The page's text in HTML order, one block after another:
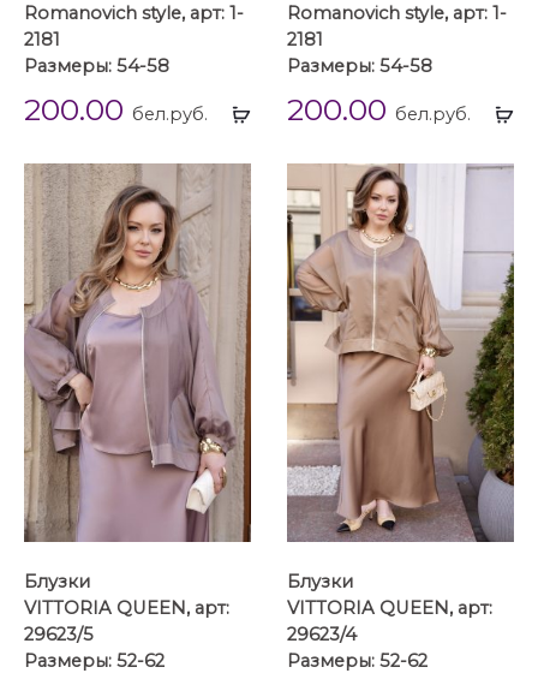
Выбрать
Romanovich style, арт: 1-
2181
Размеры: 54-58
200.00 бел.руб.
Romanovich style, арт: 1-
2181
Размеры: 54-58
200.00 бел.руб.
Блузки
VITTORIA QUEEN, арт:
29623/5
Размеры: 52-62
Блузки
VITTORIA QUEEN, арт:
29623/4
Размеры: 52-62